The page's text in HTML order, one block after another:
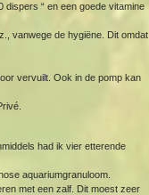
dispers “ en een goede vitamine
vanwege de hygiëne. Dit omdat
vervuilt. Ook in de pomp kan
had ik vier etterende
aquariumgranuloom.
met een zalf. Dit moest zeer